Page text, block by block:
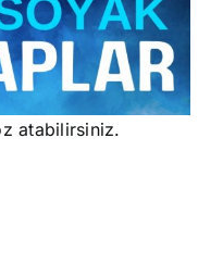
atabilirsiniz.